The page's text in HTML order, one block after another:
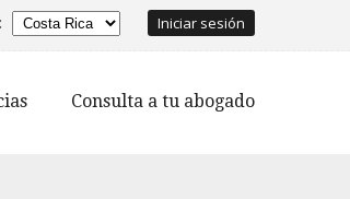
Iniciar sesión
Consulta a tu abogado